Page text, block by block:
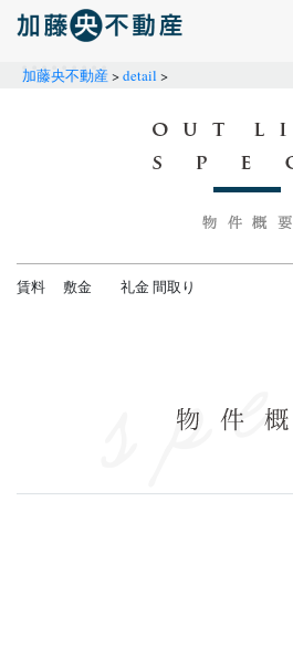
加藤央不動産>detail >
賃料 敷金 礼金間取り